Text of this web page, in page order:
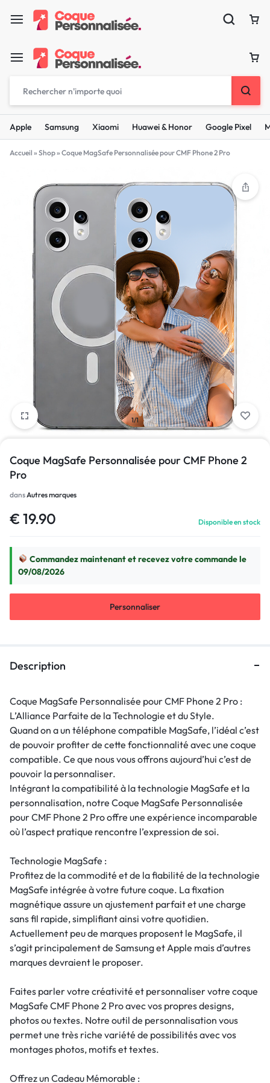
Apple Samsung Xiaomi Huawei & Honor Google Pixel
Accueil » Shop» Coque MagSafe Personnalisée pour CMF Phone 2 Pro
1/1
Coque MagSafe Personnalisée pour CMF Phone 2
Pro
dansAutres marques
€ 19.90 Disponible en stock
Commandez maintenant et recevez votre commande le
09/08/2026
Personnaliser
Description
Coque MagSafe Personnalisée pour CMF Phone 2 Pro :
L’Alliance Parfaite de la Technologie et du Style.
Quand on a un téléphone compatible MagSafe, l’idéal c’est
de pouvoir profiter de cette fonctionnalité avec une coque
compatible. Ce que nous vous offrons aujourd’hui c’est de
pouvoir la personnaliser.
Intégrant la compatibilité à la technologie MagSafe et la
personnalisation, notre Coque MagSafe Personnalisée
pour CMF Phone 2 Pro offre une expérience incomparable
où l’aspect pratique rencontre l’expression de soi.
Technologie MagSafe :
Profitez de la commodité et de la fiabilité de la technologie
MagSafe intégrée à votre future coque. La fixation
magnétique assure un ajustement parfait et une charge
sans fil rapide, simplifiant ainsi votre quotidien.
Actuellement peu de marques proposent le MagSafe, il
s’agit principalement de Samsung et Apple mais d’autres
marques devraient le proposer.
Faites parler votre créativité et personnaliser votre coque
MagSafe CMF Phone 2 Pro avec vos propres designs,
photos ou textes. Notre outil de personnalisation vous
permet une très riche variété de possibilités avec vos
montages photos, motifs et textes.
Offrez un Cadeau Mémorable :